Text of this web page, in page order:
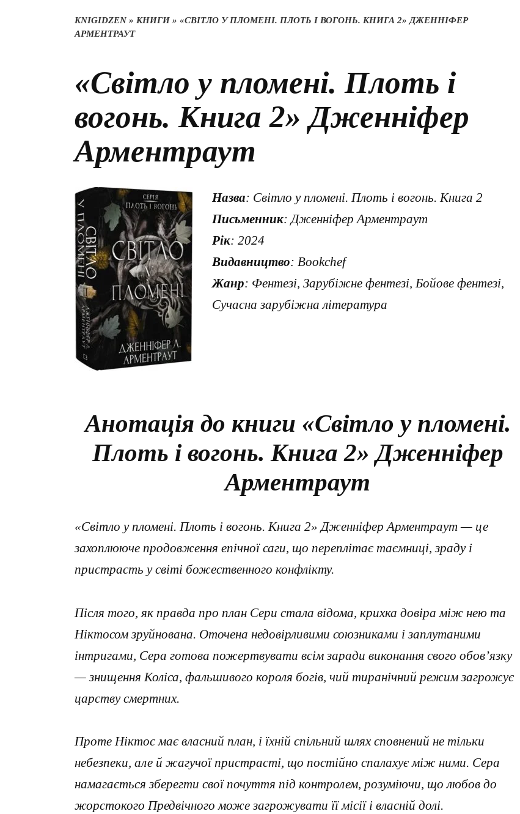
KNIGIDZEN» КНИГИ » «СВІТЛО У ПЛОМЕНІ. ПЛОТЬ І ВОГОНЬ. КНИГА 2» ДЖЕННІФЕР
АРМЕНТРАУТ
«Світло у пломені. Плоть і
вогонь. Книга 2» Дженніфер
Арментраут
Назва: Світло у пломені. Плоть і вогонь. Книга 2
Письменник: Дженніфер Арментраут
Рік: 2024
Видавництво: Bookchef
Жанр: Фентезі, Зарубіжне фентезі, Бойове фентезі,
Сучасна зарубіжна література
Анотація до книги «Світло у пломені.
Плоть і вогонь. Книга 2» Дженніфер
Арментраут
«Світло у пломені. Плоть і вогонь. Книга 2» Дженніфер Арментраут — це
захоплююче продовження епічної саги, що переплітає таємниці, зраду і
пристрасть у світі божественного конфлікту.
Після того, як правда про план Сери стала відома, крихка довіра між нею та
Ніктосом зруйнована. Оточена недовірливими союзниками і заплутаними
інтригами, Сера готова пожертвувати всім заради виконання свого обов’язку
— знищення Коліса, фальшивого короля богів, чий тиранічний режим загрожує
царству смертних.
Проте Ніктос має власний план, і їхній спільний шлях сповнений не тільки
небезпеки, але й жагучої пристрасті, що постійно спалахує між ними. Сера
намагається зберегти свої почуття під контролем, розуміючи, що любов до
жорстокого Предвічного може загрожувати її місії і власній долі.